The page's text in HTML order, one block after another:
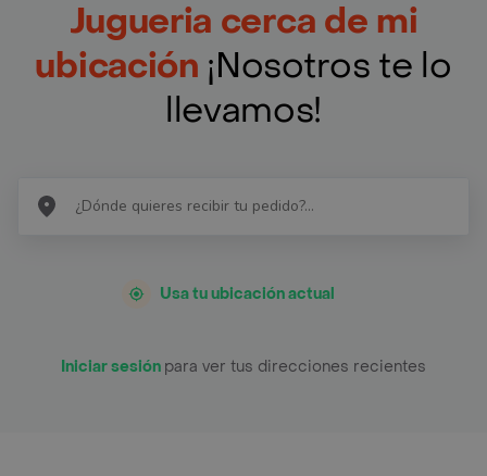
Jugueria cerca de mi
ubicación ¡Nosotros te lo
llevamos!
Usa tu ubicación actual
Iniciar sesión para ver tus direcciones recientes